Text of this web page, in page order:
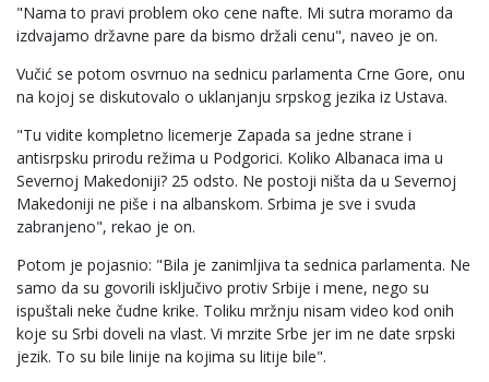
"Nama to pravi problem oko cene nafte. Mi sutra moramo da
izdvajamo državne pare da bismo držali cenu", naveo je on.
Vučić se potom osvrnuo na sednicu parlamenta Crne Gore, onu
na kojoj se diskutovalo o uklanjanju srpskog jezika iz Ustava.
"Tu vidite kompletno licemerje Zapada sa jedne strane i
antisrpsku prirodu režima u Podgorici. Koliko Albanaca ima u
Severnoj Makedoniji? 25 odsto. Ne postoji ništa da u Severnoj
Makedoniji ne piše i na albanskom. Srbima je sve i svuda
zabranjeno", rekao je on.
Potom je pojasnio: "Bila je zanimljiva ta sednica parlamenta. Ne
samo da su govorili isključivo protiv Srbije i mene, nego su
ispuštali neke čudne krike. Toliku mržnju nisam video kod onih
koje su Srbi doveli na vlast. Vi mrzite Srbe jer im ne date srpski
jezik. To su bile linije na kojima su litije bile".